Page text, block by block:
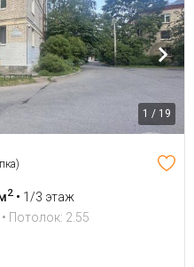
1 / 19
2 • 1/3 этаж
• Потолок: 2.55